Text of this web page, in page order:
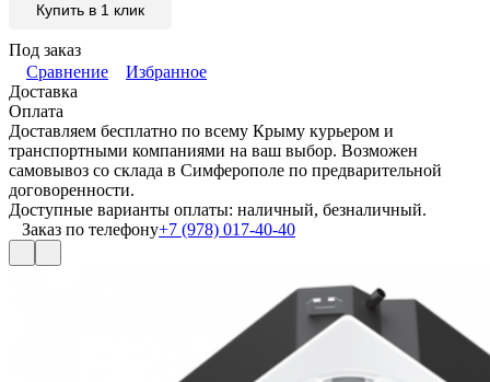
Купить в 1 клик
Под заказ
Сравнение
Избранное
Доставка
Оплата
Доставляем бесплатно по всему Крыму курьером и
транспортными компаниями на ваш выбор. Возможен
самовывоз со склада в Симферополе по предварительной
договоренности.
Доступные варианты оплаты: наличный, безналичный.
Заказ по телефону+7 (978) 017-40-40